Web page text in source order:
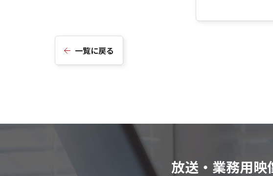
一覧に戻る
放送・業務用映